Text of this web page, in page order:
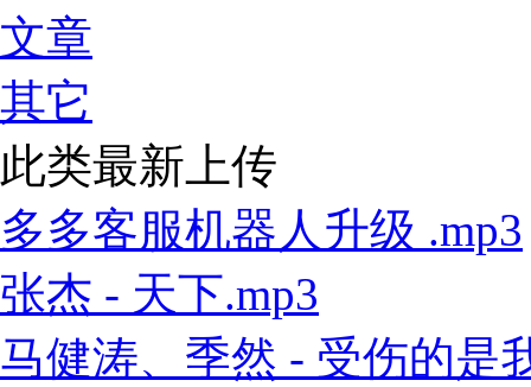
文章
其它
此类最新上传
多多客服机器人升级 .mp3
张杰 - 天下.mp3
马健涛、季然 - 受伤的是